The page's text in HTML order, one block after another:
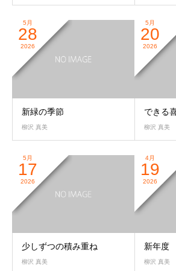
5月
28
2026
新緑の季節
柳沢 真美
5月
20
2026
できる
柳沢 真美
5月
17
2026
少しずつの積み重ね
柳沢 真美
4月
19
2026
新年度
柳沢 真美